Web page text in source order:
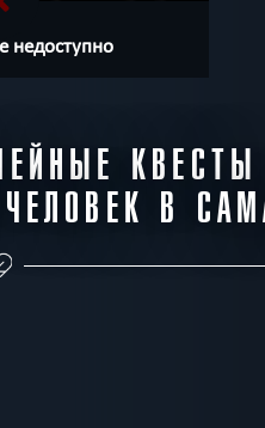
недоступно
КВЕСТЫ
В